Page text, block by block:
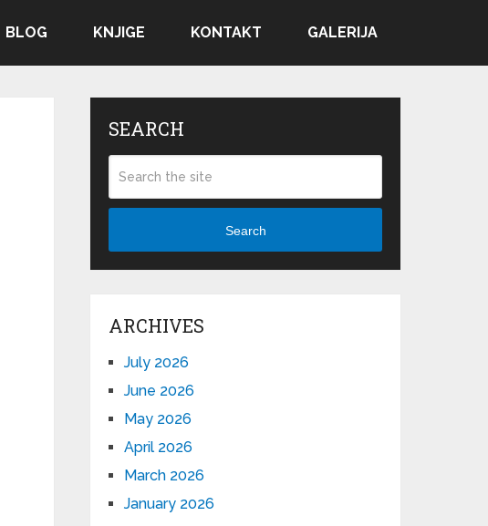
BLOG KNJIGE KONTAKT GALERIJA
SEARCH
Search
ARCHIVES
July 2026
June 2026
May 2026
April 2026
March 2026
January 2026